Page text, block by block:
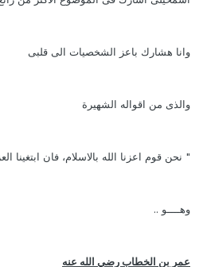
وانا هشارك باعز الشخصيات الى قلبى
والذى من اقواله الشهيرة
" نحن قوم اعزنا الله بالاسلام، فان ابتغينا
وهــــو ..
عمر بن الخطاب رضي الله عنه